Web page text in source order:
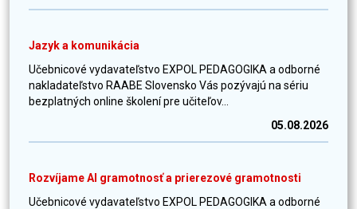
Jazyk a komunikácia
Učebnicové vydavateľstvo EXPOL PEDAGOGIKA a odborné
nakladateľstvo RAABE Slovensko Vás pozývajú na sériu
bezplatných online školení pre učiteľov...
05.08.2026
Rozvíjame AI gramotnosť a prierezové gramotnosti
Učebnicové vydavateľstvo EXPOL PEDAGOGIKA a odborné